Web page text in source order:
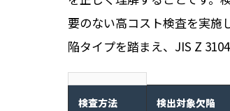
要のない高コスト検査を実施
陥タイプを踏まえ、JIS Z
検査方法 検出対象欠陥